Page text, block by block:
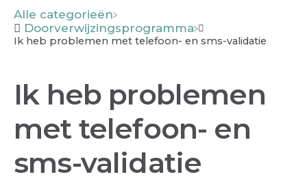
Alle categorieën
​Doorverwijzingsprogramma
Ik heb problemen met telefoon- en sms-validatie
Ik heb problemen
met telefoon- en
sms-validatie